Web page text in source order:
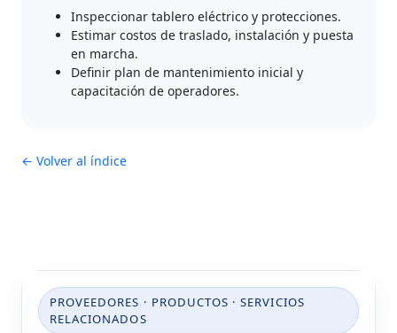
Inspeccionar tablero eléctrico y protecciones.
Estimar costos de traslado, instalación y puesta
en marcha.
Definir plan de mantenimiento inicial y
capacitación de operadores.
← Volver al índice
PROVEEDORES · PRODUCTOS · SERVICIOS
RELACIONADOS